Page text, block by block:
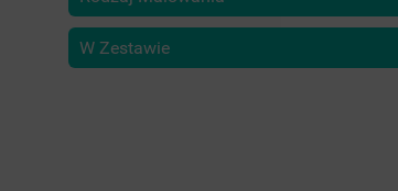
W Zestawie